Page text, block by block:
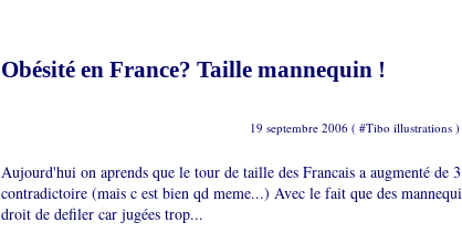
Obésité en France? Taille mannequin !
19 septembre 2006 ( #Tibo illustrations )
Aujourd'hui on aprends que le tour de taille des Francais a augmenté de
contradictoire (mais c est bien qd meme...) Avec le fait que des
droit de defiler car jugées trop...